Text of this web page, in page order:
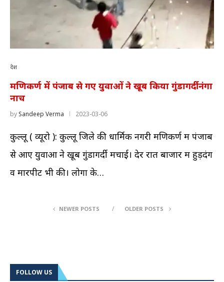
देश
मणिकर्ण में पंजाब से गए युवाओं ने खूब किया गुंडागर्दी नंगा
नाच
by Sandeep Verma 2023-03-06
कुल्लू ( व्यूरो ): कुल्लू जिले की धार्मिक नगरी मणिकर्ण में पंजाब
से आए युवाओं ने खूब गुंडागर्दी मचाई। देर रात बाजार में हुड़दंग
व मारपीट भी की। लोगों के…
NEWER POSTS OLDER POSTS
FOLLOW US